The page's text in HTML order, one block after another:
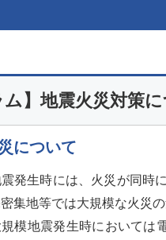
ム】地震火災対策
について
発生時には、火災が同時
集地等では大規模な火災の
模地震発生時においては